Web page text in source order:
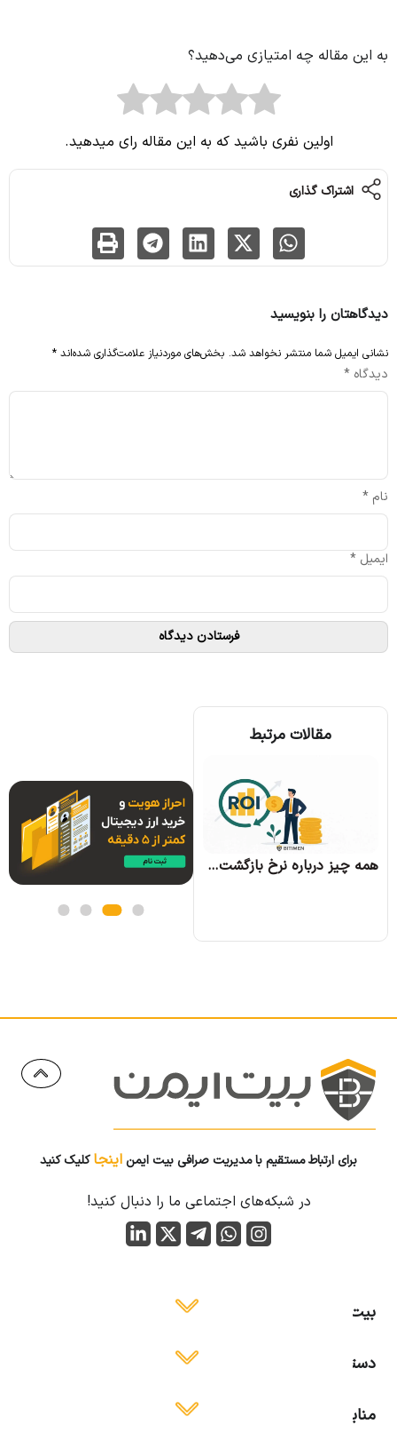
به این مقاله چه امتیازی می‌دهید؟
اولین نفری باشید که به این مقاله رای میدهید.
اشتراک گذاری
دیدگاهتان را بنویسید
نشانی ایمیل شما منتشر نخواهد شد. بخش‌های موردنیاز علامت‌گذاری شده‌اند *
دیدگاه *
نام *
ایمیل *
مقالات مرتبط
همه چیز درباره نرخ بازگشت سرمایه و نحوه محاسبه آن
برای ارتباط مستقیم با مدیریت صرافی بیت ایمن اینجاکلیک کنید
در شبکه‌های اجتماعی ما را دنبال کنید!
بیت ایمن
دسترسی آسان
منابع آموزشی